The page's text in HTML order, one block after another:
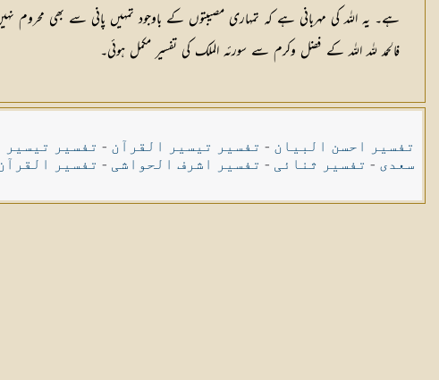
ہے۔ یہ اللہ كی مہربانی ہے كہ تمہاری مصیبتوں كے باوجود تمہیں پانی سے بھی محروم
فالحمد للہ اللہ كے فضل وكرم سے سورئہ الملك كی تفسیر مكمل ہوئی۔
تفسیر احسن البیان - تفسیر تیسیر القرآن - تفسیر تیسیر
سعدی - تفسیر ثنائی - تفسیر اشرف الحواشی - تفسیر